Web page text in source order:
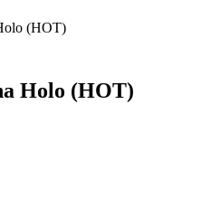
(HOT)
Holo (HOT)